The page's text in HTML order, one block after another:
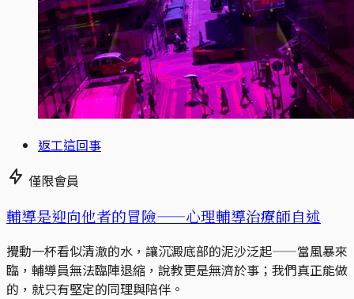
返工這回事
僅限會員
輔導是迎向他者的冒險——心理輔導治療師自述
攪動一杯看似清澈的水，讓沉澱底部的泥沙泛起——當風暴來
臨，輔導員無法臨陣退縮，說教更是無濟於事；我們真正能做
的，就只有堅定的同理與陪伴。